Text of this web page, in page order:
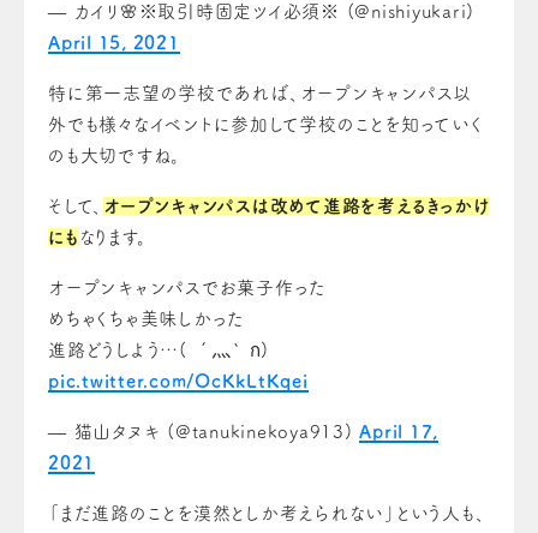
— カイリ🌸※取引時固定ツイ必須※ (@nishiyukari)
April 15, 2021
特に第一志望の学校であれば、オープンキャンパス以
外でも様々なイベントに参加して学校のことを知っていく
のも大切ですね。
そして、
オープンキャンパスは改めて進路を考えるきっかけ
にも なります。
オープンキャンパスでお菓子作った
めちゃくちゃ美味しかった
進路どうしよう…( ´灬` ก)
pic.twitter.com/OcKkLtKqei
— 猫山タヌキ (@tanukinekoya913)April 17,
2021
「まだ進路のことを漠然としか考えられない」という人も、